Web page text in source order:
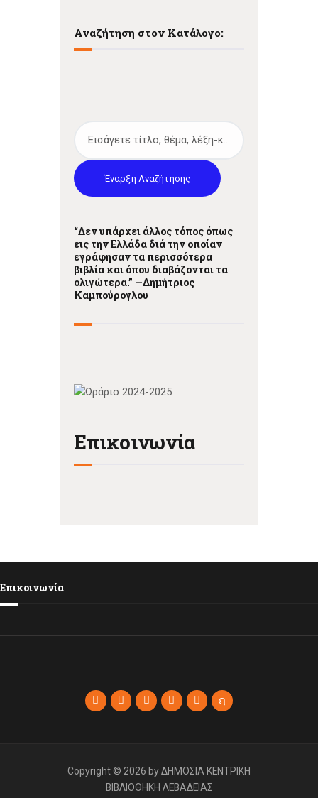
Αναζήτηση στον Κατάλογο:
Έναρξη Αναζήτησης
“Δεν υπάρχει άλλος τόπος όπως
εις την Ελλάδα διά την οποίαν
εγράφησαν τα περισσότερα
βιβλία και όπου διαβάζονται τα
ολιγώτερα.” —Δημήτριος
Καμπούρογλου
Επικοινωνία
Επικοινωνία
Copyright © 2026 by ΔΗΜΟΣΙΑ ΚΕΝΤΡΙΚΗ
ΒΙΒΛΙΟΘΗΚΗ ΛΕΒΑΔΕΙΑΣ